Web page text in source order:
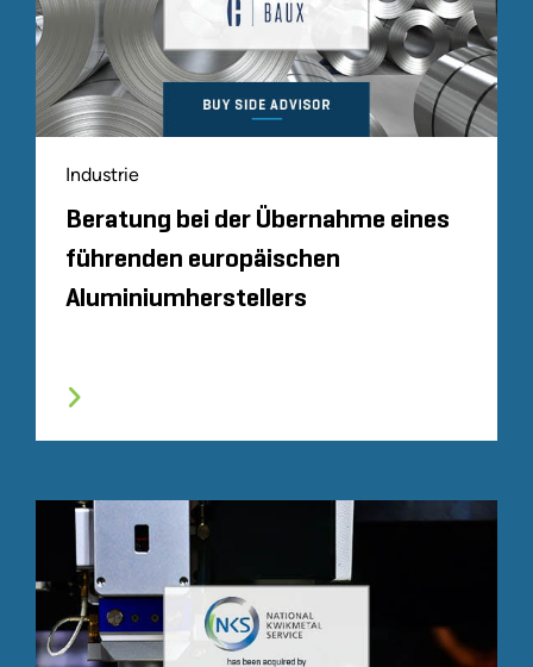
Industrie
Beratung bei der Übernahme eines
führenden europäischen
Aluminiumherstellers